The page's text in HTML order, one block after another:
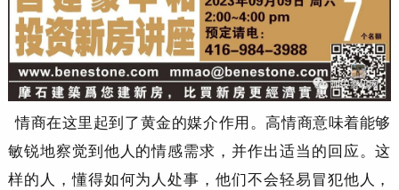
情商在这里起到了黄金的媒介作用。高情商意味着能够
敏锐地察觉到他人的情感需求，并作出适当的回应。这
样的人，懂得如何为人处事，他们不会轻易冒犯他人，